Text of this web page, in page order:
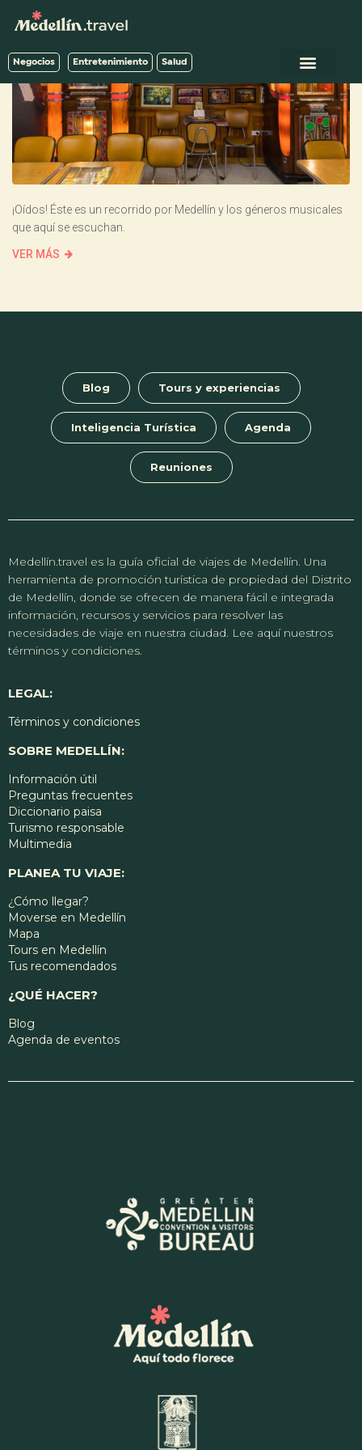
Negocios Entretenimiento Salud
¡Oídos! Éste es un recorrido por Medellín y los géneros musicales
que aquí se escuchan.
VER MÁS
Blog Tours y experiencias
Inteligencia Turística Agenda
Reuniones
Medellín.travel es la guía oficial de viajes de Medellín. Una
herramienta de promoción turística de propiedad del Distrito
de Medellín, donde se ofrecen de manera fácil e integrada
información, recursos y servicios para resolver las
necesidades de viaje en nuestra ciudad. Lee aquí nuestros
términos y condiciones.
LEGAL:
Términos y condiciones
SOBRE MEDELLÍN:
Información útil
Preguntas frecuentes
Diccionario paisa
Turismo responsable
Multimedia
PLANEA TU VIAJE:
¿Cómo llegar?
Moverse en Medellín
Mapa
Tours en Medellín
Tus recomendados
¿QUÉ HACER?
Blog
Agenda de eventos